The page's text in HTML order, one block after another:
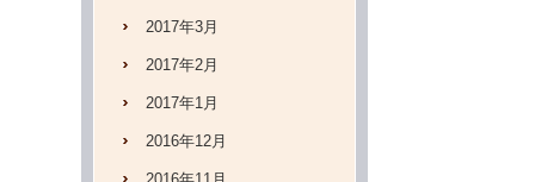
2017年3月
2017年2月
2017年1月
2016年12月